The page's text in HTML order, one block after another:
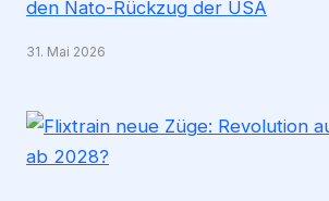
den Nato-Rückzug der USA
31. Mai 2026